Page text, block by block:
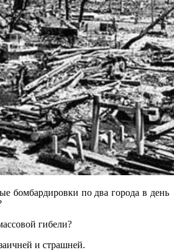
бомбардировки по два города в день
гибели?
и страшней.